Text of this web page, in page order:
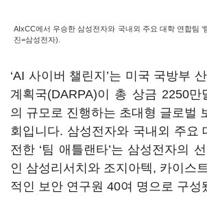
AIxCC에서 우승한 삼성전자와 국내외 주요 대학 연합팀 ‘
진=삼성전자).
‘AI 사이버 챌린지’는 미국 국방부
계획국(DARPA)이 총 상금 2250만
의 규모로 진행하는 초대형 글로벌
회입니다. 삼성전자와 국내외 주요
전한 ‘팀 애틀랜타’는 삼성전자의
인 삼성리서치와 조지아텍, 카이스
적인 보안 연구원 40여 명으로 구성